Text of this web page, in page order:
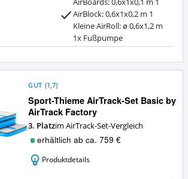
AirBoards: 0,6x1x0,1 m 1
AirBlock: 0,6x1x0,2 m 1
Kleine AirRoll: ø 0,6x1,2 m
1x Fußpumpe
Sport-Thieme AirTrack-Set Basic by
AirTrack Factory
GUT (1,7)
3. Platzim AirTrack-Set-Vergleich
erhältlich ab ca. 759 €
Produktdetails